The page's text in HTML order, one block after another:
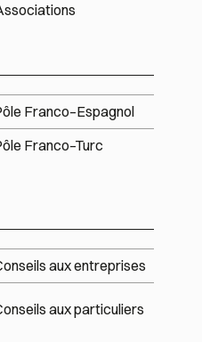
Franco–Espagnol
Franco–Turc
aux entreprises
aux particuliers